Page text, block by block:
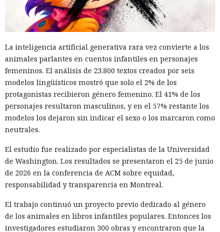
muchos meses con datos robados de otras personas, antes
de ser detenido y entregado a la justicia estadounidense por
uno de los mayores hackeos de los últimos años — ataque a
la plataforma en la nube Snowflake.
Muka, de 26 años, se declaró culpable de cargos de fraude
informático y telefónico, robo agravado de datos personales
y conspiración en un tribunal federal del estado de
Washington. Su sentencia se dictará el 27 de octubre; la
pena máxima es de hasta 32 años de prisión.
Muka y sus cómplices utilizaron credenciales robadas para
menos 165 empresas. Entre las afectadas se encuentran
AT&T, Ticketmaster, Advance Auto Parts, Neiman Marcus,
Santander, LendingTree y uno de los distritos escolares más
grandes de Estados Unidos.
La magnitud de las filtraciones fue enorme: en el caso de
AT&T se trató de registros de llamadas y mensajes de más
La inteligencia artificial generativa rara vez convierte a los
animales parlantes en cuentos infantiles en personajes
femeninos. El análisis de 23.800 textos creados por seis
modelos lingüísticos mostró que solo el 2% de los
protagonistas recibieron género femenino. El 41% de los
personajes resultaron masculinos, y en el 57% restante los
modelos los dejaron sin indicar el sexo o los marcaron como
neutrales.
El estudio fue realizado por especialistas de la Universidad
de Washington. Los resultados se presentaron el 25 de junio
de 2026 en la conferencia de ACM sobre equidad,
responsabilidad y transparencia en Montreal.
El trabajo continuó un proyecto previo dedicado al género
de los animales en libros infantiles populares. Entonces los
investigadores estudiaron 300 obras y encontraron que la